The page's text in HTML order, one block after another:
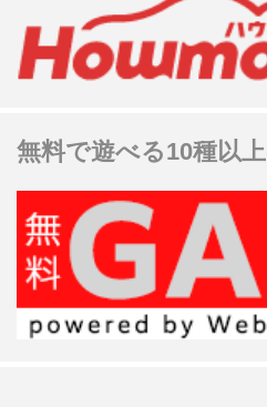
無料で遊べる10種以